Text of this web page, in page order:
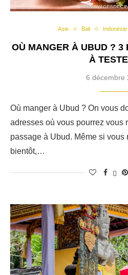
Asie Bali Indonésie
OÙ MANGER À UBUD ? 3
À
6 décembre
Où manger à Ubud ? On vous
adresses où vous pourrez vous
passage à Ubud. Même si vous
bientôt,…